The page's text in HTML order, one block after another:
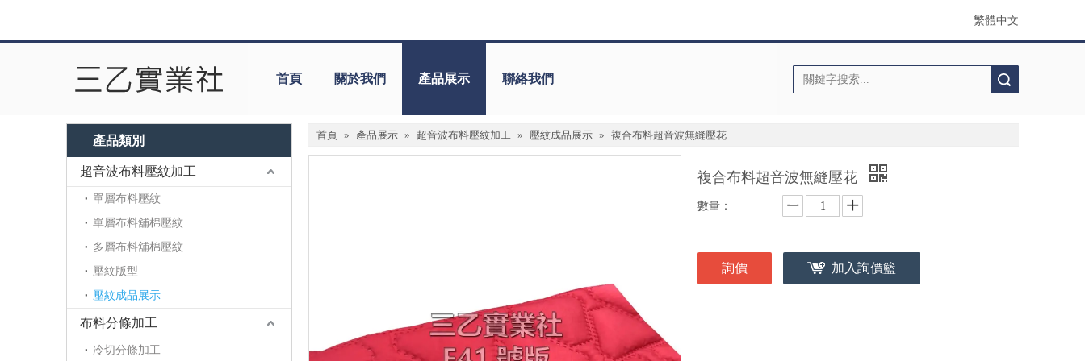
繁體中文
首頁 關於我們 產品展示 聯絡我們
產品類別
超音波布料壓紋加工
單層布料壓紋
單層布料舖棉壓紋
多層布料舖棉壓紋
壓紋版型
壓紋成品展示
布料分條加工
冷切分條加工
首頁 » 產品展示 » 超音波布料壓紋加工 » 壓紋成品展示 » 複合布料超音波無縫壓花
複合布料超音波無縫壓花
數量：
詢價 加入詢價籃